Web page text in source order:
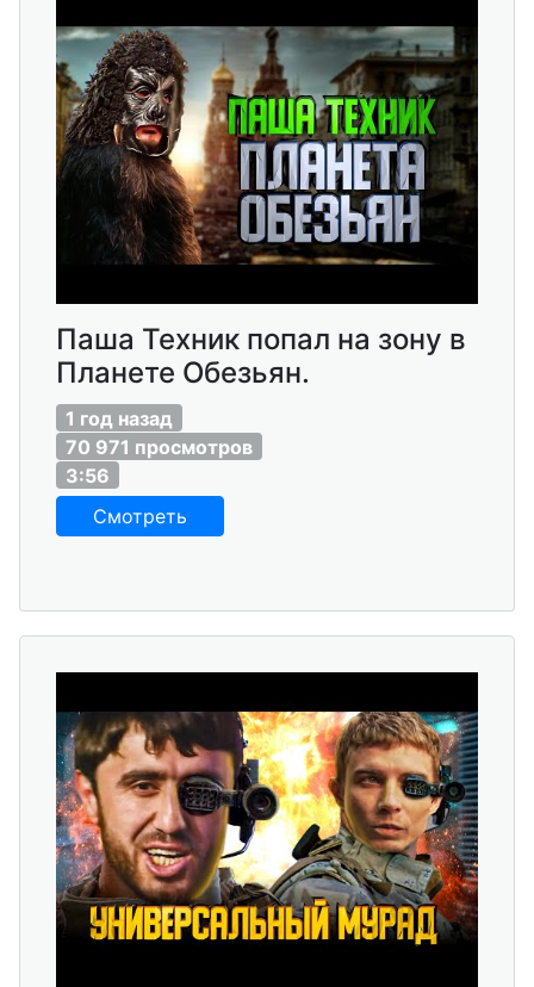
Паша Техник попал на зону в
Планете Обезьян.
1 год назад
70 971 просмотров
3:56
Смотреть